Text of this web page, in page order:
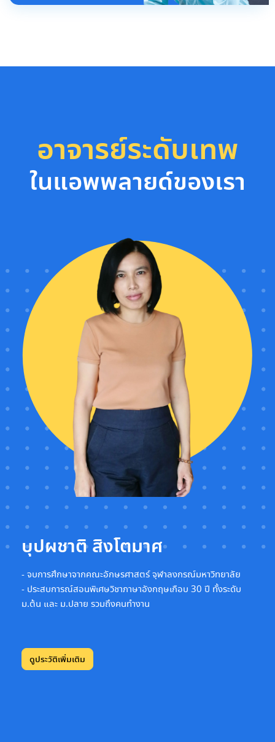
อาจารย์ระดับเทพ
ในแอพพลายด์ของเรา
บุปผชาติ สิงโตมาศ
- จบการศึกษาจากคณะอักษรศาสตร์ จุฬาลงกรณ์มหาวิทยาลัย
- ประสบการณ์สอนพิเศษวิชาภาษาอังกฤษเกือบ 30 ปี ทั้งระดับ
ม.ต้น และ ม.ปลาย รวมถึงคนทำงาน
ดูประวัติเพิ่มเติม